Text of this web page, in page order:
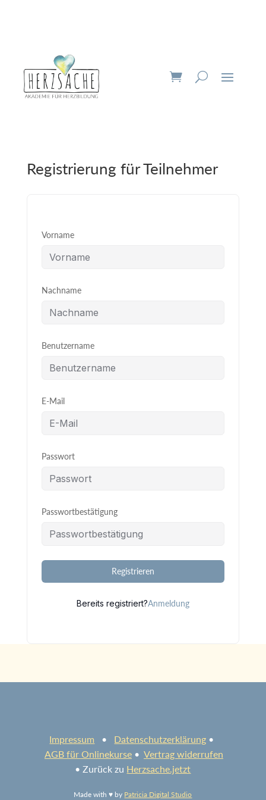
Registrierung für Teilnehmer
Vorname
Nachname
Benutzername
E-Mail
Passwort
Passwortbestätigung
Registrieren
Bereits registriert?Anmeldung
Impressum • Datenschutzerklärung •
AGB für Onlinekurse• Vertrag widerrufen
• Zurück zu Herzsache.jetzt
Made with ♥ by Patricia Digital Studio